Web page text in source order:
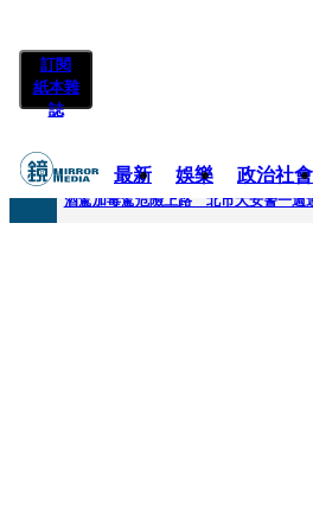
訂閱
紙本雜
誌
最新 娛樂 政治社會
快訊
酒駕加毒駕危險上路 北市大安警一週